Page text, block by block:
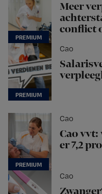
Meer
conflict
Cao
Cao
Cao
er 7,2
Cao